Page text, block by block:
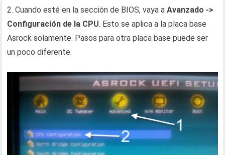
2. Cuando esté en la sección de BIOS, vaya aAvanzado ->
Configuración de la CPU. Esto se aplica a la placa base
Asrock solamente. Pasos para otra placa base puede ser
un poco diferente.